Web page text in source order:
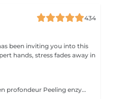
434
been inviting you into this
hands, stress fades away in
Déroulement du soin: Démaquillage en profondeur Peeling enzymatique ou acide peel HF HI-Tech Performance Boost Meso-Led Découvrez l'innovation technologique et cosmétique la plus avancée. Grâce à Megan, prenez soin de votre peau et améliorez la grâce à un système qui permet une régénération cellulaire extraordinaire à partir des couches les plus profondes du tissu cutané. Pour la première fois, Tri Synergy Tech associe tout le potentiel des éléments HI-Freq, Dermaboost et Deep RGB à un appareil multi-traitement unique qui crée une synergie parfaite aux effets spectaculaires. Des traitements personnalisés selon vos besoins sont à votre disposition. Pour un effet profondeur et longue durée, nous vous proposons une cure de ce soin de 6 séances sur 3 semaines! (5+1 séance gratuite)